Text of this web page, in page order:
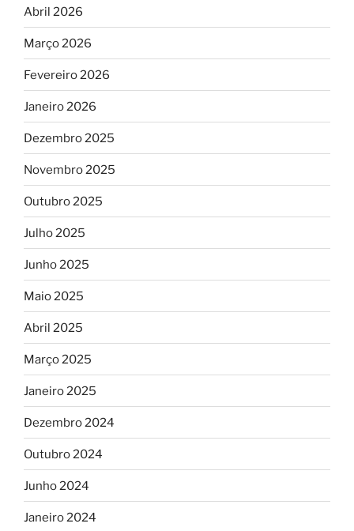
Abril 2026
Março 2026
Fevereiro 2026
Janeiro 2026
Dezembro 2025
Novembro 2025
Outubro 2025
Julho 2025
Junho 2025
Maio 2025
Abril 2025
Março 2025
Janeiro 2025
Dezembro 2024
Outubro 2024
Junho 2024
Janeiro 2024